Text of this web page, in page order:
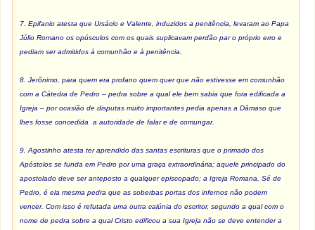
7. Epifanio atesta que Ursácio e Valente, induzidos a penitência, levaram ao Papa
Júlio Romano os opúsculos com os quais suplicavam perdão par o próprio erro e
pediam ser admitidos à comunhão e à penitência.
8. Jerônimo, para quem era profano quem quer que não estivesse em comunhão
com a Cátedra de Pedro – pedra sobre a qual ele bem sabia que fora edificada a
Igreja – por ocasião de disputas muito importantes pedia apenas a Dâmaso que
lhes fosse concedida a autoridade de falar e de comungar.
9. Agostinho atesta ter aprendido das santas escrituras que o primado dos
Apóstolos se funda em Pedro por uma graça extraordinária; aquele principado do
apostolado deve ser anteposto a qualquer episcopado; a Igreja Romana, Sé de
Pedro, é ela mesma pedra que as soberbas portas dos infernos não podem
vencer. Com isso é refutada uma outra calúnia do escritor, segundo a qual com o
nome de pedra sobre a qual Cristo edificou a sua Igreja não se deve entender a